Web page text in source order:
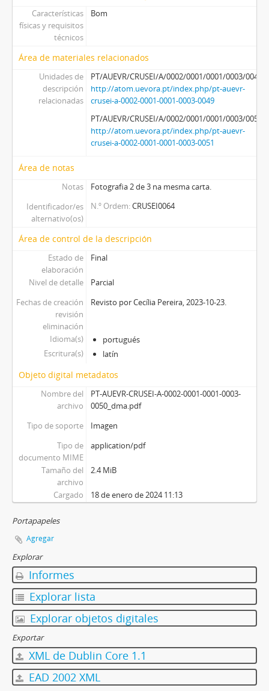
Características
físicas y requisitos
técnicos
Bom
Área de materiales relacionados
Unidades de
descripción
relacionadas
PT/AUEVR/CRUSEI/A/0002/0001/0001/0003/0049
http://atom.uevora.pt/index.php/pt-auevr-
crusei-a-0002-0001-0001-0003-0049
PT/AUEVR/CRUSEI/A/0002/0001/0001/0003/0051
http://atom.uevora.pt/index.php/pt-auevr-
crusei-a-0002-0001-0001-0003-0051
Área de notas
Notas
Fotografia 2 de 3 na mesma carta.
Identificador/es
alternativo(os)
N.º Ordem CRUSEI0064
Área de control de la descripción
Estado de
elaboración
Final
Nivel de detalle
Parcial
Fechas de creación
revisión
eliminación
Revisto por Cecília Pereira, 2023-10-23.
Idioma(s)
portugués
Escritura(s)
latín
Objeto digital metadatos
Nombre del
archivo
PT-AUEVR-CRUSEI-A-0002-0001-0001-0003-
0050_dma.pdf
Tipo de soporte
Imagen
Tipo de
documento MIME
application/pdf
Tamaño del
archivo
2.4 MiB
Cargado 18 de enero de 2024 11:13
Portapapeles
Agregar
Explorar
Informes
Explorar lista
Explorar objetos digitales
Exportar
XML de Dublin Core 1.1
EAD 2002 XML